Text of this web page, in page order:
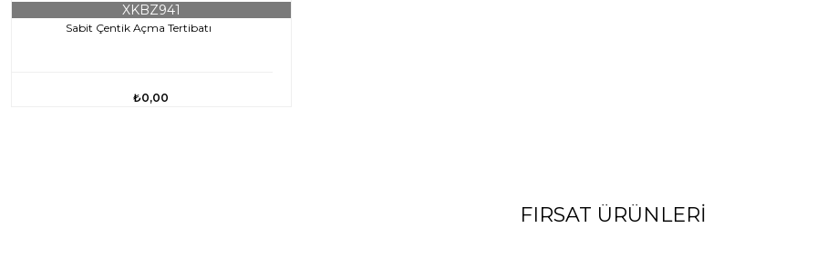
Sabit Çentik Açma Tertibatı
XKBZ941
₺0,00
FIRSAT ÜRÜNLERI